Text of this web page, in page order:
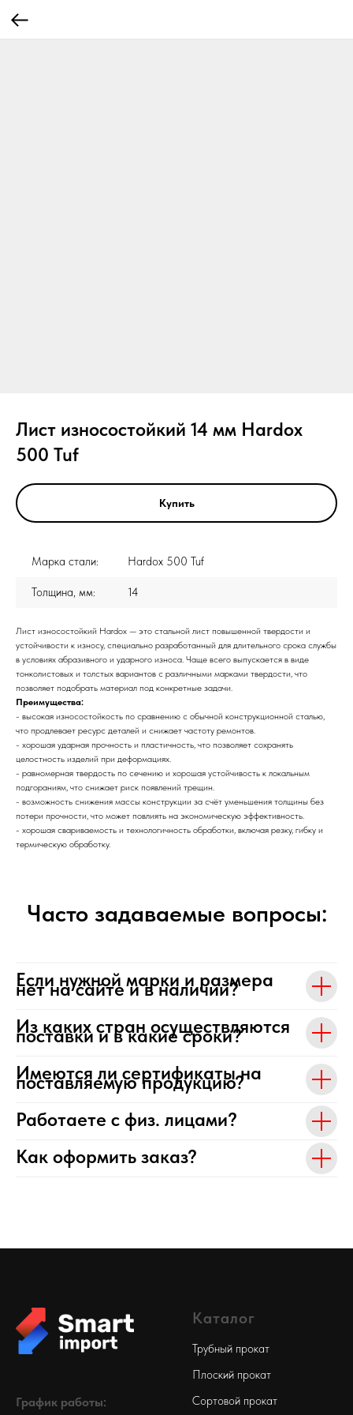
Лист износостойкий 14 мм Hardox
500 Tuf
Купить
Марка стали: Hardox 500 Tuf
Толщина, мм: 14
Лист износостойкий Hardox — это стальной лист повышенной твердости и
устойчивости к износу, специально разработанный для длительного срока службы
в условиях абразивного и ударного износа. Чаще всего выпускается в виде
тонколистовых и толстых вариантов с различными марками твердости, что
позволяет подобрать материал под конкретные задачи.
Преимущества:
- высокая износостойкость по сравнению с обычной конструкционной сталью,
что продлевает ресурс деталей и снижает частоту ремонтов.
- хорошая ударная прочность и пластичность, что позволяет сохранять
целостность изделий при деформациях.
- равномерная твердость по сечению и хорошая устойчивость к локальным
подгораниям, что снижает риск появлений трещин.
- возможность снижения массы конструкции за счёт уменьшения толщины без
потери прочности, что может повлиять на экономическую эффективность.
- хорошая свариваемость и технологичность обработки, включая резку, гибку и
термическую обработку.
Часто задаваемые вопросы:
Если нужной марки и размера
нет на сайте и в наличии?
Из каких стран осуществляются
поставки и в какие сроки?
Имеются ли сертификаты на
поставляемую продукцию?
Работаете с физ. лицами?
Как оформить заказ?
График работы:
Каталог
Трубный прокат
Плоский прокат
Сортовой прокат